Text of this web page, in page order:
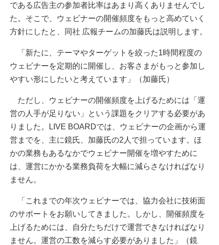
である広告主の参加者比率はあまり高くありませんでし
た。そこで、ウェビナーの開催頻度をもっと高めていく
方針にしたと、同社 広報チームの加藤氏は説明します。
「新たに、テーマやターゲットを絞った1時間程度の
ウェビナーを定期的に開催し、お客さまがもっと参加し
やすい形にしたいと考えています」（加藤氏）
ただし、ウェビナーの開催頻度を上げるためには「運
営の人手が足りない」という課題をクリアする必要があ
りました。LIVE BOARDでは、ウェビナーの企画から運
営までを、主に鏡氏、加藤氏の2人で担っています。ほ
かの業務もあるなかでウェビナー開催を増やすために
は、運営にかかる業務負荷を大幅に減らさなければなり
ません。
「これまでの年次ウェビナーでは、協力会社に技術面
のサポートをお願いしてきました。しかし、開催頻度を
上げるためには、自分たちだけで運営できなければなり
ません。運営の工数を減らす必要がありました」（鏡